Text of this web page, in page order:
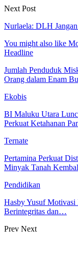
Next Post
Nurlaela: DLH
You might also like
Headline
Jumlah Penduduk
Orang dalam Enam
Ekobis
BI Maluku Utara
Perkuat Ketahanan
Ternate
Pertamina Perkuat
Minyak Tanah
Pendidikan
Hasby Yusuf Motivasi
Berintegritas dan…
Prev Next